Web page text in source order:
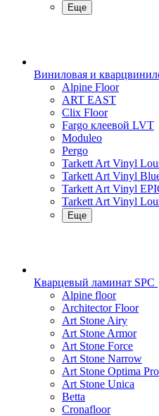
Еще
Виниловая и
Alpine Floor
ART EAST
Clix Floor
Fargo клеевой LVT
Moduleo
Pergo
Tarkett Art Vinyl
Tarkett Art Vinyl
Tarkett Art Vinyl
Tarkett Art Vinyl
Еще
Кварцевый ламинат SPC
Alpine floor
Architector Floor
Art Stone Airy
Art Stone Armor
Art Stone Force
Art Stone Narrow
Art Stone Optima Pro
Art Stone Unica
Betta
Cronafloor